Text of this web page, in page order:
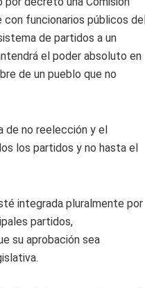
funcionarios públicos del
de partidos a un
el poder absoluto en
de un pueblo que no
no reelección y el
los partidos y no hasta el
integrada pluralmente por
partidos,
su aprobación sea